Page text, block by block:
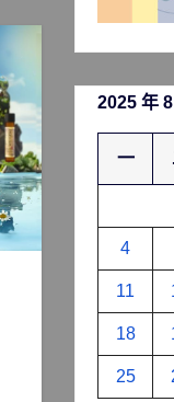
2025 年 8
一
4
11
18
25